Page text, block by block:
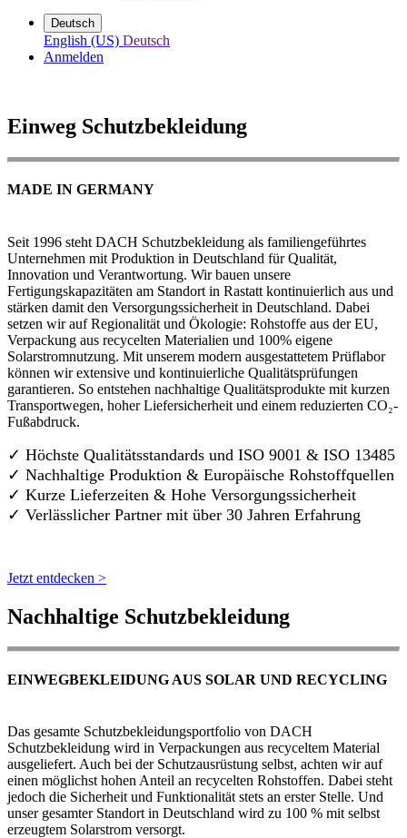
Deutsch
English (US) Deutsch
Anmelden
Einweg Schutzbekleidung
MADE IN GERMANY
Seit 1996 steht DACH Schutzbekleidung als familiengeführtes
Unternehmen mit Produktion in Deutschland für Qualität,
Innovation und Verantwortung. Wir bauen unsere
Fertigungskapazitäten am Standort in Rastatt kontinuierlich aus und
stärken damit den Versorgungssicherheit in Deutschland. Dabei
setzen wir auf Regionalität und Ökologie: Rohstoffe aus der EU,
Verpackung aus recycelten Materialien und 100% eigene
Solarstromnutzung. Mit unserem modern ausgestattetem Prüflabor
können wir extensive und kontinuierliche Qualitätsprüfungen
garantieren. So entstehen nachhaltige Qualitätsprodukte mit kurzen
Transportwegen, hoher Liefersicherheit und einem reduzierten CO₂-
Fußabdruck.
✓ Höchste Qualitätsstandards und ISO 9001 & ISO 13485
✓ Nachhaltige Produktion & Europäische Rohstoffquellen
✓ Kurze Lieferzeiten & Hohe Versorgungssicherheit
✓ Verlässlicher Partner mit über 30 Jahren Erfahrung
Jetzt entdecken >
Nachhaltige Schutzbekleidung
EINWEGBEKLEIDUNG AUS SOLAR UND RECYCLING
Das gesamte Schutzbekleidungsportfolio von DACH
Schutzbekleidung wird in Verpackungen aus recyceltem Material
ausgeliefert. Auch bei der Schutzausrüstung selbst, achten wir auf
einen möglichst hohen Anteil an recycelten Rohstoffen. Dabei steht
jedoch die Sicherheit und Funktionalität stets an erster Stelle. Und
unser gesamter Standort in Deutschland wird zu 100 % mit selbst
erzeugtem Solarstrom versorgt.